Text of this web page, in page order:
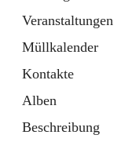
Veranstaltungen
Müllkalender
Kontakte
Alben
Beschreibung
Tab